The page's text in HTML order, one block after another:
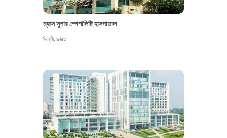
ম্যাক্স সুপার স্পেশালিটি হাসপাতাল
দিল্লী,ভারত